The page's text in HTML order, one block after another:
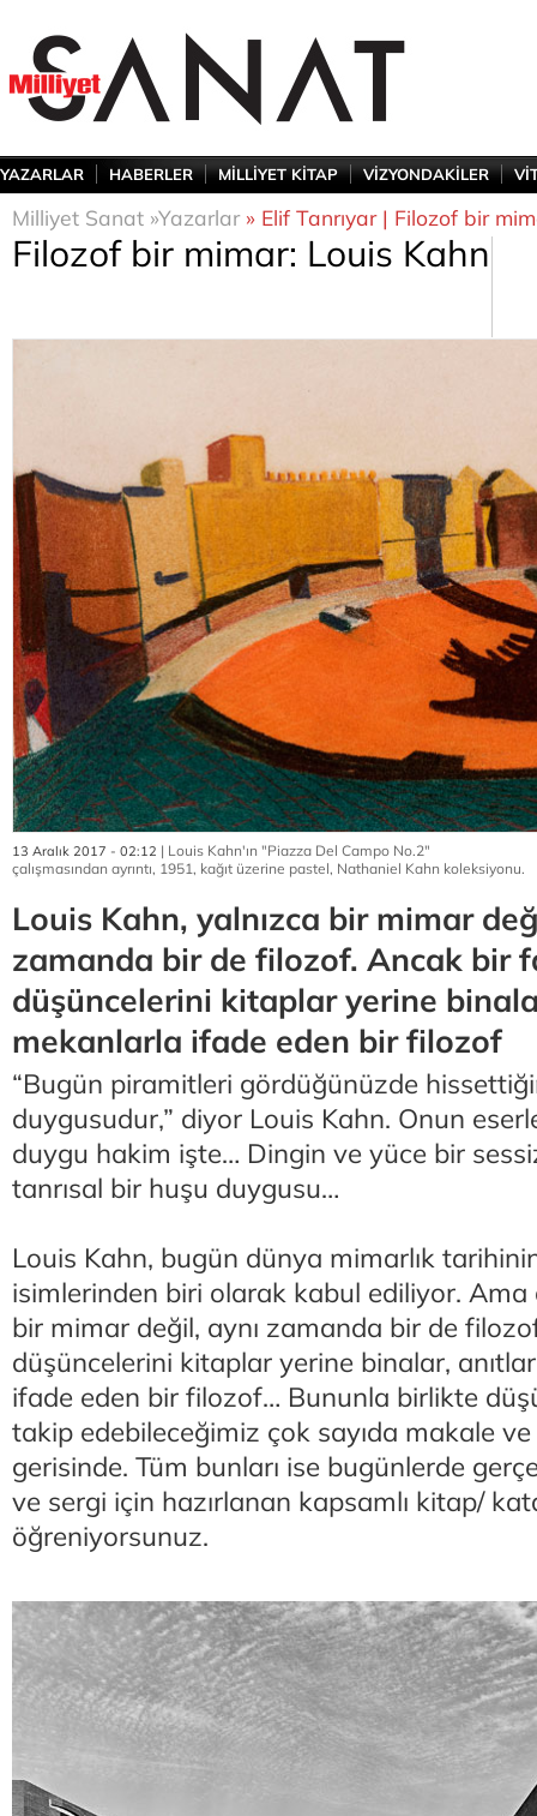
YAZARLAR HABERLER MİLLİYET KİTAP VİZYONDAKİLER
Milliyet Sanat »Yazarlar» Elif Tanrıyar | Filozof bir
Filozof bir mimar: Louis Kahn
13 Aralık 2017 - 02:12 | Louis Kahn'ın "Piazza Del Campo No.2"
çalışmasından ayrıntı, 1951, kağıt üzerine pastel, Nathaniel Kahn koleksiyonu.
Louis Kahn, yalnızca bir mimar
zamanda bir de filozof. Ancak bir
düşüncelerini kitaplar yerine
mekanlarla ifade eden bir filozof
“Bugün piramitleri gördüğünüzde
duygusudur,” diyor Louis Kahn. Onun
duygu hakim işte… Dingin ve yüce bir
tanrısal bir huşu duygusu…
Louis Kahn, bugün dünya mimarlık
isimlerinden biri olarak kabul ediliyor. Ama
bir mimar değil, aynı zamanda bir de
düşüncelerini kitaplar yerine binalar,
ifade eden bir filozof… Bununla birlikte
takip edebileceğimiz çok sayıda makale ve
gerisinde. Tüm bunları ise bugünlerde
ve sergi için hazırlanan kapsamlı kitap/
öğreniyorsunuz.